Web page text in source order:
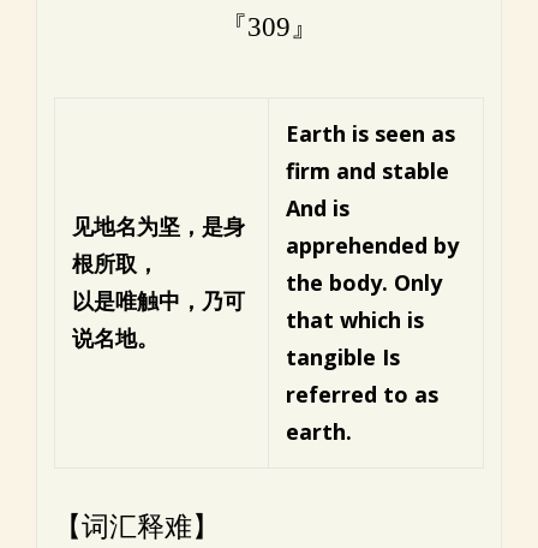
『309』
见地名为坚，是身
根所取，
以是唯触中，乃可
说名地。
Earth is seen as
firm and stable
And is
apprehended by
the body. Only
that which is
tangible Is
referred to as
earth.
【词汇释难】